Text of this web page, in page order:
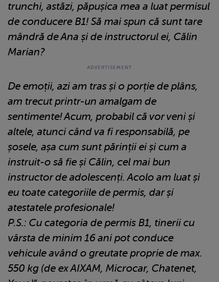
trunchi, astăzi, păpușica mea a luat permisul
de conducere B1! Să mai spun că sunt tare
mândră de Ana și de instructorul ei, Călin
Marian?
De emoții, azi am tras și o porție de plâns,
am trecut printr-un amalgam de
sentimente! Acum, probabil că vor veni și
altele, atunci când va fi responsabilă, pe
șosele, așa cum sunt părinții ei și cum a
instruit-o să fie și Călin, cel mai bun
instructor de adolescenți. Acolo am luat și
eu toate categoriile de permis, dar și
atestatele profesionale!
P.S.: Cu categoria de permis B1, tinerii cu
vârsta de minim 16 ani pot conduce
vehicule având o greutate proprie de max.
550 kg (de ex AIXAM, Microcar, Chatenet,